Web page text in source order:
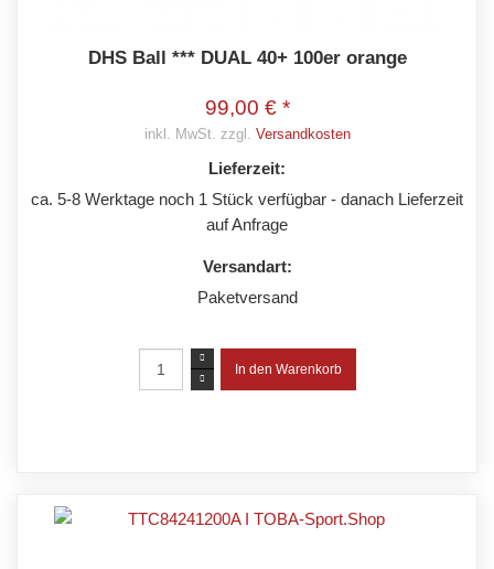
DHS Ball *** DUAL 40+ 100er orange
99,00 € *
inkl. MwSt. zzgl. Versandkosten
Lieferzeit:
ca. 5-8 Werktage noch 1 Stück verfügbar - danach Lieferzeit
auf Anfrage
Versandart:
Paketversand